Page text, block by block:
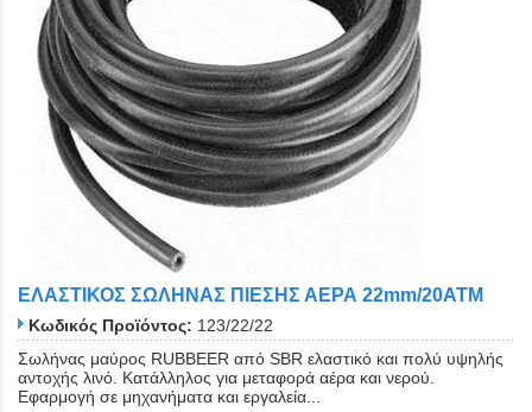
ΕΛΑΣΤΙΚΟΣ ΣΩΛΗΝΑΣ ΠΙΕΣΗΣ ΑΕΡΑ 22mm/20ATM
Κωδικός Προϊόντος: 123/22/22
Σωλήνας μαύρος RUBBEER από SBR ελαστικό και πολύ υψηλής
αντοχής λινό. Κατάλληλος για μεταφορά αέρα και νερού.
Εφαρμογή σε μηχανήματα και εργαλεία...